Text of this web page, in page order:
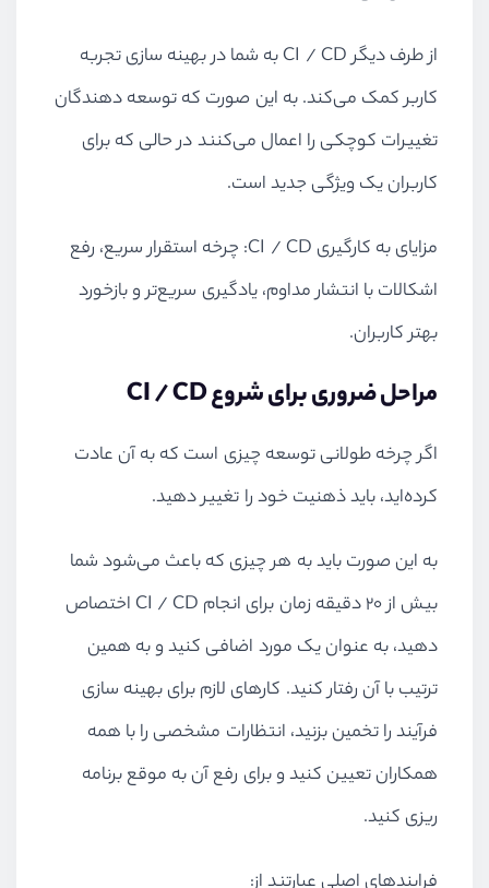
از طرف دیگرCI / CDبه شما در بهینه سازی تجربه
کاربر کمک می‌کند. به این صورت که توسعه دهندگان
تغییرات کوچکی را اعمال می‌کنند در حالی که برای
کاربران یک ویژگی جدید است.
مزایای به کارگیری CI / CD: چرخه استقرار سریع، رفع
اشکالات با انتشار مداوم، یادگیری سریع‌تر و بازخورد
بهتر کاربران.
مراحل ضروری برای شروعCI / CD
اگر چرخه طولانی توسعه چیزی است که به آن عادت
کرده‌اید، باید ذهنیت خود را تغییر دهید.
به این صورت باید به هر چیزی که باعث می‌شود شما
بیش از 20 دقیقه زمان برای انجام
CI / CDاختصاص
دهید، به عنوان یک مورد اضافی کنید و به همین
ترتیب با آن رفتار کنید. کارهای لازم برای بهینه سازی
فرآیند را تخمین بزنید، انتظارات مشخصی را با همه
همکاران تعیین کنید و برای رفع آن به موقع برنامه
ریزی کنید.